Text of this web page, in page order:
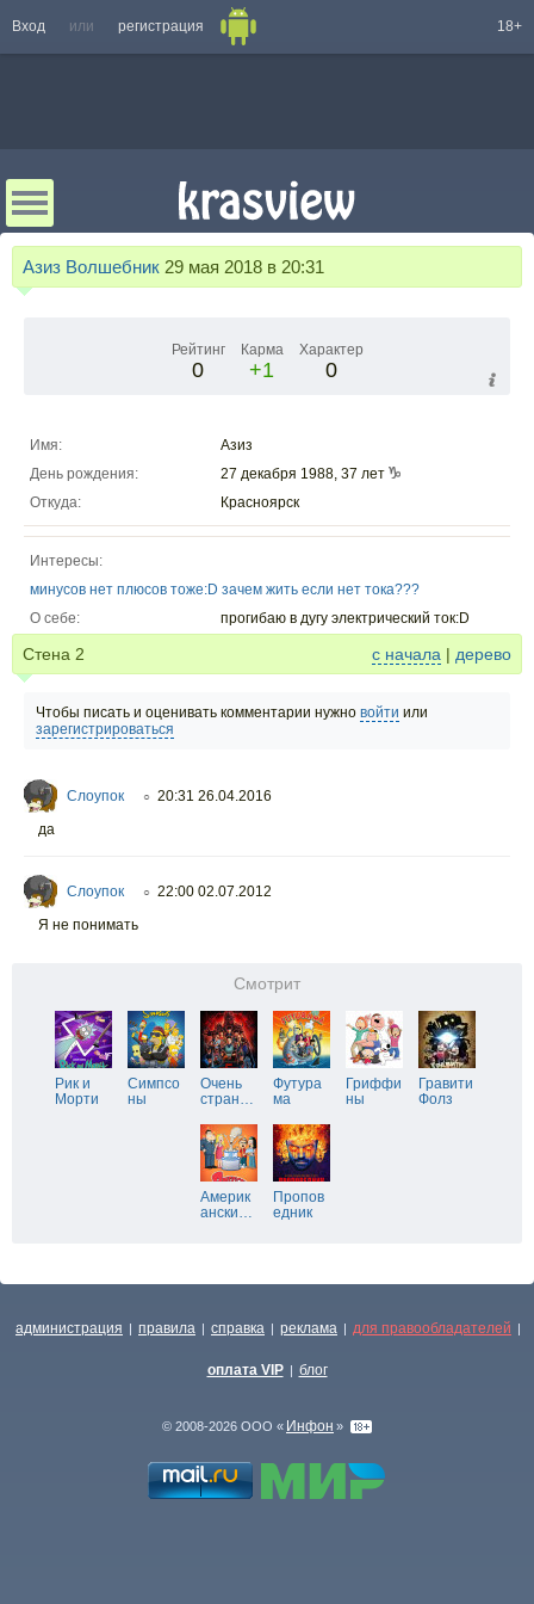
Вход или регистрация 18+
Азиз Волшебник 29 мая 2018 в 20:31
Рейтинг
0
Карма
+1
Характер
0
Имя:
Азиз
День рождения:
27 декабря 1988, 37 лет
Откуда:
Красноярск
Интересы:
минусов нет плюсов тоже:D зачем жить если нет тока???
О себе:
прогибаю в дугу электрический ток:D
Стена 2 с начала | дерево
Чтобы писать и оценивать комментарии нужно войти или
зарегистрироваться
Слоупок ○ 20:31 26.04.2016
да
Слоупок ○ 22:00 02.07.2012
Я не понимать
Смотрит
Рик и
Морти
Симпсо
ны
Очень
стран…
Футура
ма
Гриффи
ны
Гравити
Фолз
Америк
ански…
Пропов
едник
администрация | правила | справка | реклама | для правообладателей |
оплата VIP | блог
© 2008-2026 ООО « Инфон »